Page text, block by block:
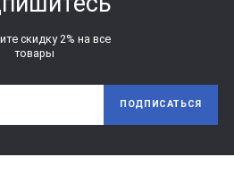
скидку 2% на все
товары
ПОДПИСАТЬСЯ